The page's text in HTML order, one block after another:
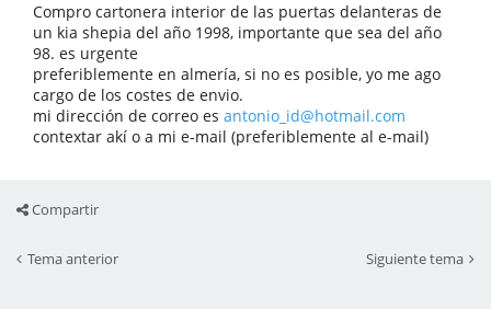
Compro cartonera interior de las puertas delanteras de
un kia shepia del año 1998, importante que sea del año
98. es urgente
preferiblemente en almería, si no es posible, yo me ago
cargo de los costes de envio.
mi dirección de correo es antonio_id@hotmail.com
contextar akí o a mi e-mail (preferiblemente al e-mail)
Compartir
Tema anterior Siguiente tema